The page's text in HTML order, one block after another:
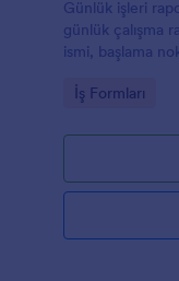
Günlük işleri
günlük çalışma
ismi, başlama
Ayrıca, raporu
raporu
bir alan
Go to Category:
İş Formları